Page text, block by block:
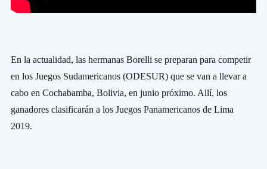
En la actualidad, las hermanas Borelli se preparan para competir
en los Juegos Sudamericanos (ODESUR) que se van a llevar a
cabo en Cochabamba, Bolivia, en junio próximo. Allí, los
ganadores clasificarán a los Juegos Panamericanos de Lima
2019.